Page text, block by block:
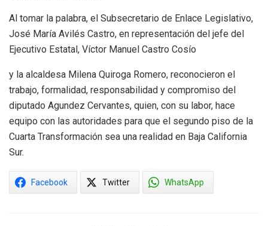
Al tomar la palabra, el Subsecretario de Enlace Legislativo,
José María Avilés Castro, en representación del jefe del
Ejecutivo Estatal, Víctor Manuel Castro Cosío
y la alcaldesa Milena Quiroga Romero, reconocieron el
trabajo, formalidad, responsabilidad y compromiso del
diputado Agundez Cervantes, quien, con su labor, hace
equipo con las autoridades para que el segundo piso de la
Cuarta Transformación sea una realidad en Baja California
Sur.
Facebook Twitter WhatsApp